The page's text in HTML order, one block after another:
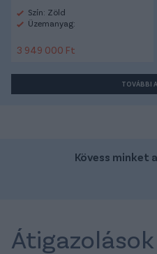
Szín: Zöld
Üzemanyag:
3 949 000 Ft
TOVÁBBI
Kövess minket
Átigazolások